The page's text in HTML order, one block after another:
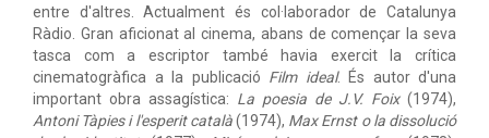
entre d'altres. Actualment és col·laborador de Catalunya
Ràdio. Gran aficionat al cinema, abans de començar la seva
tasca com a escriptor també havia exercit la crítica
cinematogràfica a la publicació Film ideal. És autor d'una
important obra assagística: La poesia de J.V. Foix(1974),
Antoni Tàpies i l'esperit català(1974), Max Ernst o la dissolució